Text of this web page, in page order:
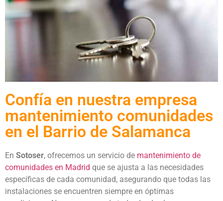
Confía en nuestra empresa
mantenimiento comunidades
en el Barrio de Salamanca
En Sotoser, ofrecemos un servicio de mantenimiento de
comunidades en Madrid que se ajusta a las necesidades
específicas de cada comunidad, asegurando que todas las
instalaciones se encuentren siempre en óptimas